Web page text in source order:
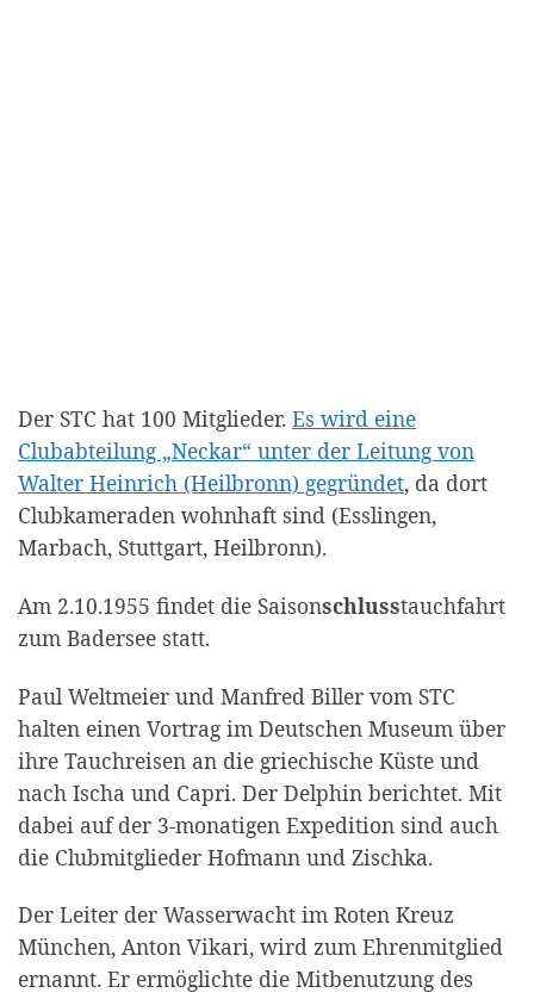
Der STC hat 100 Mitglieder. Es wird eine
Clubabteilung „Neckar“ unter der Leitung von
Walter Heinrich (Heilbronn) gegründet, da dort
Clubkameraden wohnhaft sind (Esslingen,
Marbach, Stuttgart, Heilbronn).
Am 2.10.1955 findet die Saisonschlusstauchfahrt
zum Badersee statt.
Paul Weltmeier und Manfred Biller vom STC
halten einen Vortrag im Deutschen Museum über
ihre Tauchreisen an die griechische Küste und
nach Ischa und Capri. Der Delphin berichtet. Mit
dabei auf der 3-monatigen Expedition sind auch
die Clubmitglieder Hofmann und Zischka.
Der Leiter der Wasserwacht im Roten Kreuz
München, Anton Vikari, wird zum Ehrenmitglied
ernannt. Er ermöglichte die Mitbenutzung des